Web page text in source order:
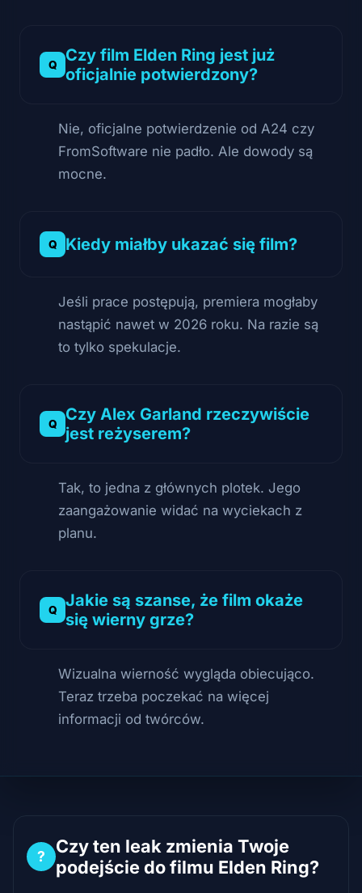
Czy film Elden Ring jest już
oficjalnie potwierdzony?
Nie, oficjalne potwierdzenie od A24 czy
FromSoftware nie padło. Ale dowody są
mocne.
Kiedy miałby ukazać się film?
Jeśli prace postępują, premiera mogłaby
nastąpić nawet w 2026 roku. Na razie są
to tylko spekulacje.
Czy Alex Garland rzeczywiście
jest reżyserem?
Tak, to jedna z głównych plotek. Jego
zaangażowanie widać na wyciekach z
planu.
Jakie są szanse, że film okaże
się wierny grze?
Wizualna wierność wygląda obiecująco.
Teraz trzeba poczekać na więcej
informacji od twórców.
?
Czy ten leak zmienia Twoje
podejście do filmu Elden Ring?